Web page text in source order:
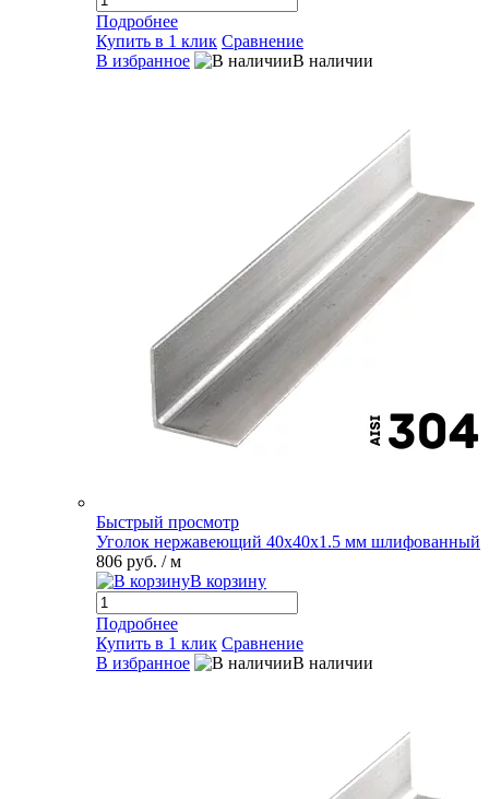
Подробнее
Купить в 1 клик Сравнение
В избранное
В наличии
Быстрый просмотр
Уголок нержавеющий 40х40х1.5 мм шлифованный
806 руб. / м
В корзину
Подробнее
Купить в 1 клик Сравнение
В избранное
В наличии